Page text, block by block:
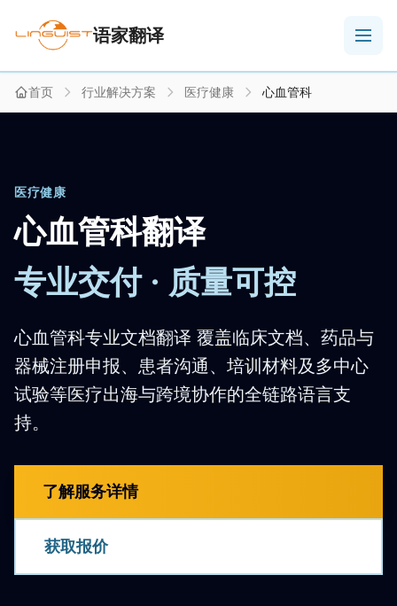
语家翻译
首页 行业解决方案 医疗健康 心血管科
医疗健康
心血管科翻译
专业交付 · 质量可控
心血管科专业文档翻译 覆盖临床文档、药品与
器械注册申报、患者沟通、培训材料及多中心
试验等医疗出海与跨境协作的全链路语言支
持。
了解服务详情
获取报价